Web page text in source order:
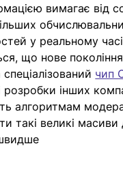
вимагає від
у реальному
що нове
чип
розробки інших
алгоритмам
такі великі масиви